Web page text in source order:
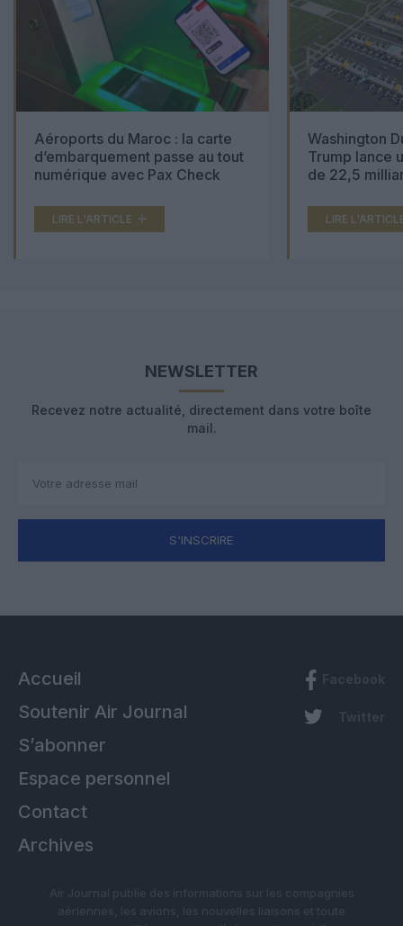
Aéroports du Maroc : la carte
d’embarquement passe au tout
numérique avec Pax Check
LIRE L'ARTICLE
Washington
Trump lance
de 22,5
LIRE
NEWSLETTER
Recevez notre actualité, directement dans votre boîte
mail.
S'INSCRIRE
Accueil
Soutenir Air Journal
S’abonner
Espace personnel
Contact
Archives